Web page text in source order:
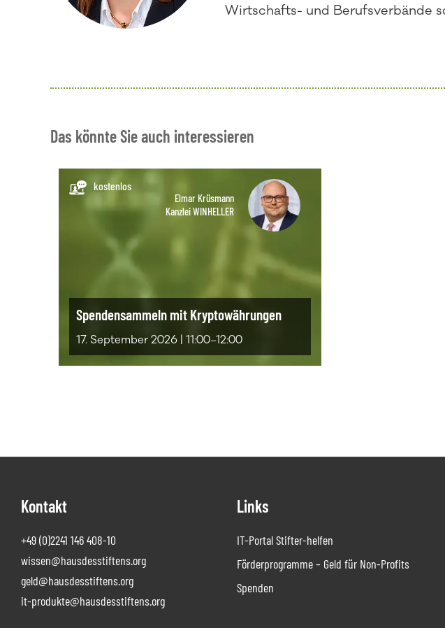
Wirtschafts- und Berufsverbände
Das könnte Sie auch interessieren
kostenlos
Elmar Krüsmann
Kanzlei WINHELLER
Spendensammeln mit Kryptowährungen
17. September 2026 | 11:00–12:00
Kontakt
+49 (0)2241 146 408-10
wissen@hausdesstiftens.org
geld@hausdesstiftens.org
it-produkte@hausdesstiftens.org
Links
IT-Portal Stifter-helfen
Förderprogramme – Geld für Non-Profits
Spenden